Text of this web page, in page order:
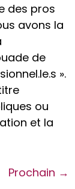
des pros
avons la
de
».
ou
et la
Prochain →